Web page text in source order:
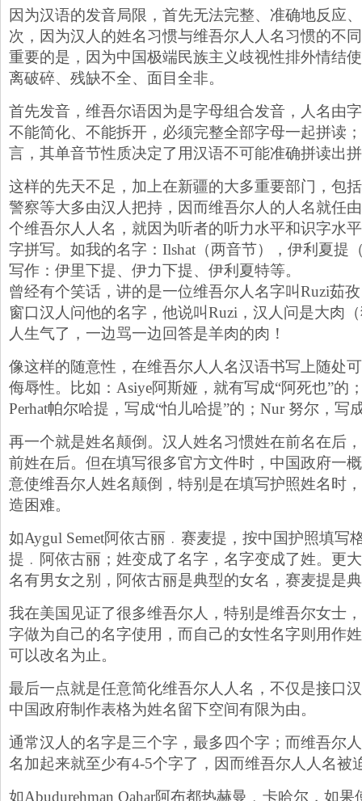
因为汉语的发音局限，首先无法完整、准确地反应
次，因为汉人的姓名习惯与维吾尔人人名习惯的不
重要的是，因为中国极端民族主义歧视性排外情结
离破碎、残缺不全、面目全非。
首先发音，维吾尔语因为是字母组合发音，人名由
不能简化、不能拆开，必须完整全部字母一起拼读
言，其单音节性质决定了用汉语不可能准确拼读出
这样的先天不足，加上在新疆的大多重要部门，包
警察等大多由汉人把持，因而维吾尔人的人名就任
个维吾尔人人名，就因为听者的听力水平和识字水
字拼写。如我的名字：Ilshat（两音节），伊利夏提
写作：伊里下提、伊力下提、伊利夏特等。
曾经有个笑话，讲的是一位维吾尔人名字叫Ruzi茹
窗口汉人问他的名字，他说叫Ruzi，汉人问是大肉
人生气了，一边骂一边回答是羊肉的肉！
像这样的随意性，在维吾尔人人名汉语书写上随处
侮辱性。比如：Asiye阿斯娅，就有写成“阿死也”的
Perhat帕尔哈提，写成“怕儿哈提”的；Nur 努尔，写
再一个就是姓名颠倒。汉人姓名习惯姓在前名在后
前姓在后。但在填写很多官方文件时，中国政府一
意使维吾尔人姓名颠倒，特别是在填写护照姓名时
造困难。
如Aygul Semet阿依古丽﹒赛麦提，按中国护照填写
提﹒阿依古丽；姓变成了名字，名字变成了姓。更
名有男女之别，阿依古丽是典型的女名，赛麦提是
我在美国见证了很多维吾尔人，特别是维吾尔女士
字做为自己的名字使用，而自己的女性名字则用作
可以改名为止。
最后一点就是任意简化维吾尔人人名，不仅是接口
中国政府制作表格为姓名留下空间有限为由。
通常汉人的名字是三个字，最多四个字；而维吾尔
名加起来就至少有4-5个字了，因而维吾尔人人名被
如Abudurehman Qahar阿布都热赫曼﹒卡哈尔，如